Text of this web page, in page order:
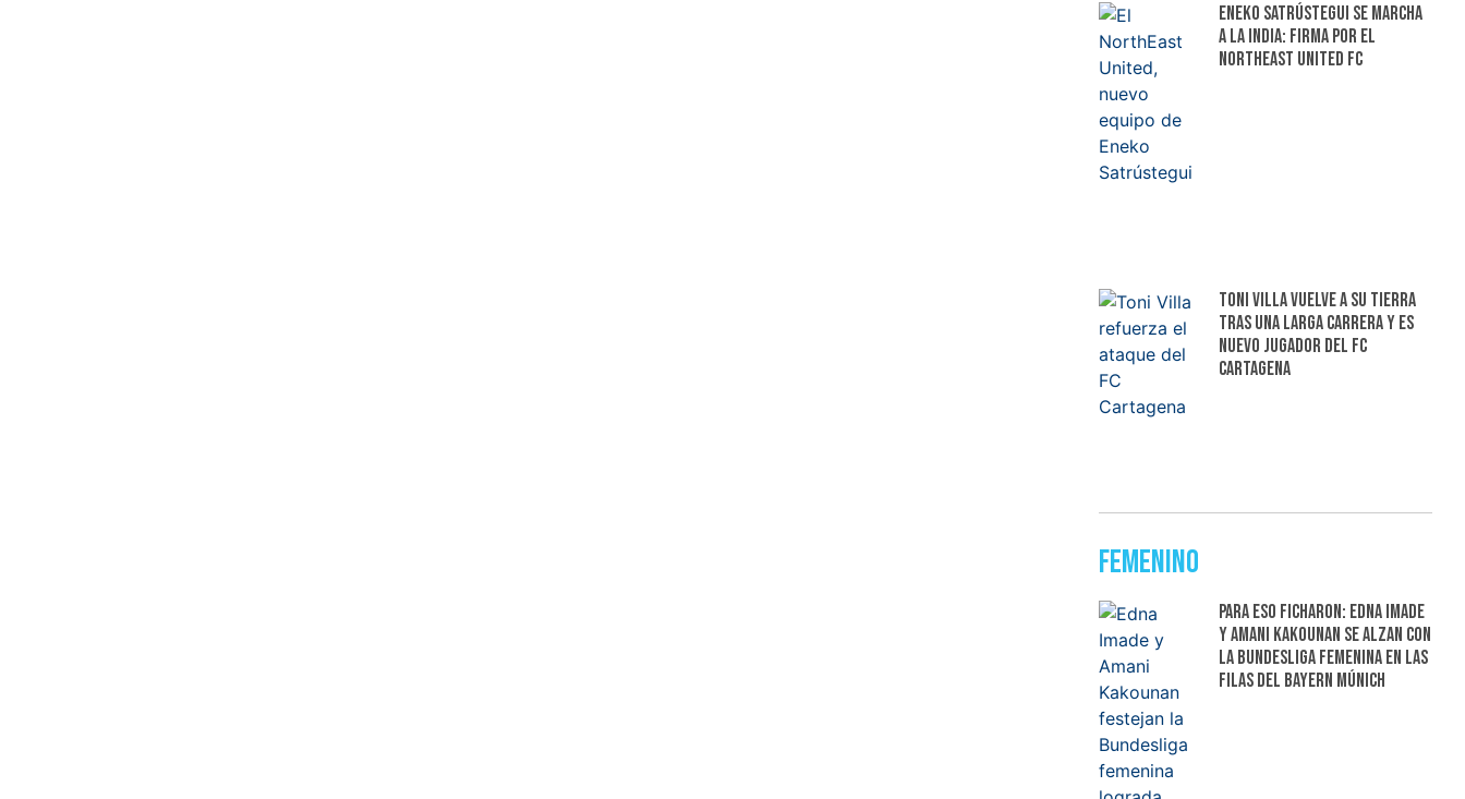
Eneko Satrústegui se marcha
a la India: firma por el
NorthEast United FC
Toni Villa vuelve a su tierra
tras una larga carrera y es
nuevo jugador del FC
Cartagena
Femenino
Para eso ficharon: Edna Imade
y Amani Kakounan se alzan con
la Bundesliga femenina en las
filas del Bayern Múnich